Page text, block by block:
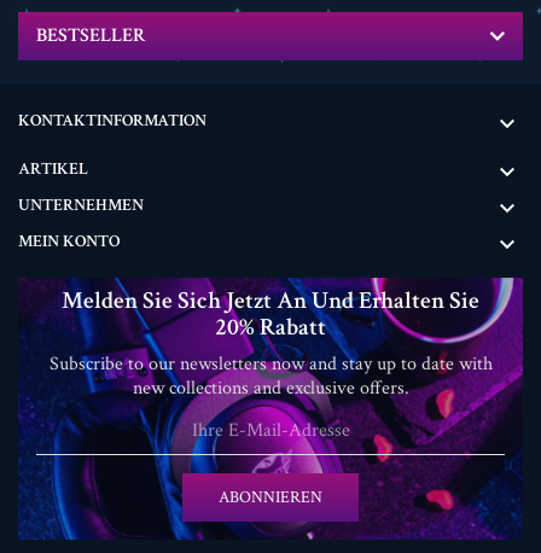
BESTSELLER
KONTAKTINFORMATION 
ARTIKEL 
UNTERNEHMEN 
MEIN KONTO 
Melden Sie Sich Jetzt An Und Erhalten Sie
20% Rabatt
Subscribe to our newsletters now and stay up to date with
new collections and exclusive offers.
ABONNIEREN